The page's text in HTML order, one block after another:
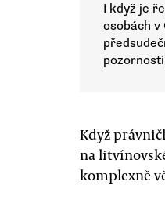
I když je
osobách v
Když
na
komplexně